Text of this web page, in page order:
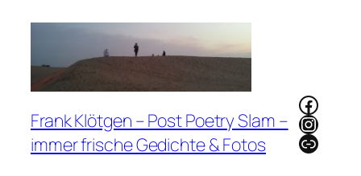
Frank Klötgen – Post Poetry Slam –
immer frische Gedichte & Fotos
Link